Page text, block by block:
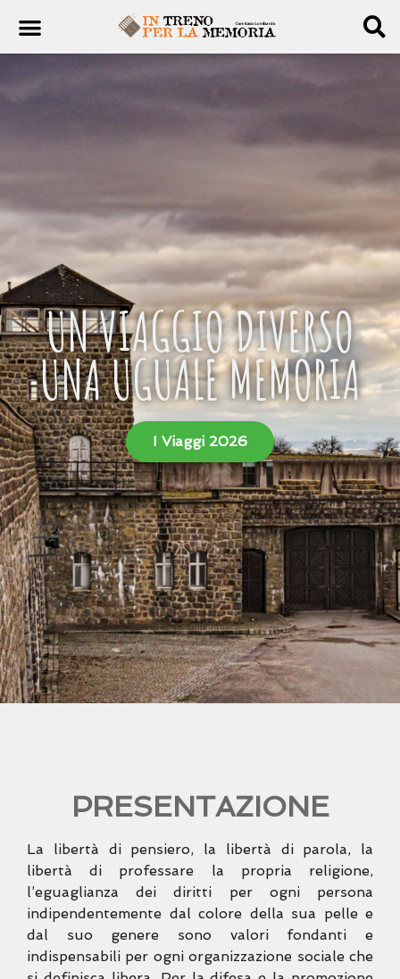
UN VIAGGIO DIVERSO
UNA UGUALE MEMORIA
I Viaggi 2026
PRESENTAZIONE
La libertà di pensiero, la libertà di parola, la
libertà di professare la propria religione,
l’eguaglianza dei diritti per ogni persona
indipendentemente dal colore della sua pelle e
dal suo genere sono valori fondanti e
indispensabili per ogni organizzazione sociale che